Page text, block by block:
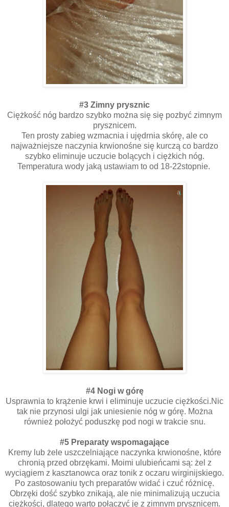
#3 Zimny prysznic
Ciężkość nóg bardzo szybko można się się pozbyć zimnym
prysznicem.
Ten prosty zabieg wzmacnia i ujędrnia skórę, ale co
najważniejsze naczynia krwionośne się kurczą co bardzo
szybko eliminuje uczucie bolących i ciężkich nóg.
Temperatura wody jaką ustawiam to od 18-22stopnie.
#4 Nogi w górę
Usprawnia to krążenie krwi i eliminuje uczucie ciężkości.Nic
tak nie przynosi ulgi jak uniesienie nóg w górę. Można
również położyć poduszkę pod nogi w trakcie snu.
#5 Preparaty wspomagające
Kremy lub żele uszczelniające naczynka krwionośne, które
chronią przed obrzękami. Moimi ulubieńcami są: żel z
wyciągiem z kasztanowca oraz tonik z oczaru wirginijskiego.
Po zastosowaniu tych preparatów widać i czuć różnicę.
Obrzęki dość szybko znikają, ale nie minimalizują uczucia
ciężkości, dlatego warto połączyć je z zimnym prysznicem.